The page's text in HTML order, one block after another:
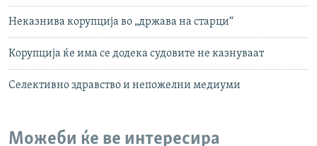
Неказнива корупција во „држава на старци“
Корупција ќе има се додека судовите не казнуваат
Селективно здравство и непожелни медиуми
Можеби ќе ве интересира